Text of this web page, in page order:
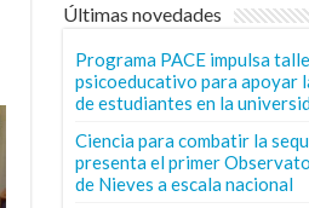
Últimas novedades
Programa PACE impulsa
psicoeducativo para apoyar
de estudiantes en la
Ciencia para combatir la
presenta el primer
de Nieves a escala nacional